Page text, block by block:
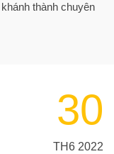
thành chuyên
30
TH6 2022